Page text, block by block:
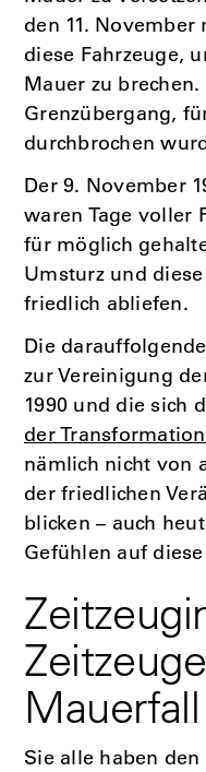
den 11. November
diese Fahrzeuge,
Mauer zu
Grenzübergang,
durchbrochen
Der 9. November
waren Tage voller
für möglich
Umsturz und
friedlich abliefen.
Die
zur Vereinigung
1990 und die sich
der
nämlich nicht von
der friedlichen
blicken – auch
Gefühlen auf
Mauerfall
Sie alle haben